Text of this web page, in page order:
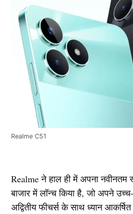
Realme C51
Realme ने हाल ही में अपना नवीनतम
बाजार में लॉन्च किया है, जो अपने
अद्वितीय फीचर्स के साथ ध्यान